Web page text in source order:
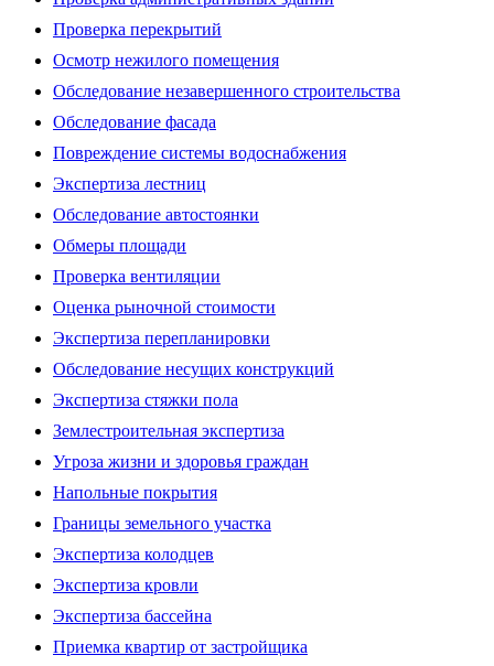
Проверка перекрытий
Осмотр нежилого помещения
Обследование незавершенного строительства
Обследование фасада
Повреждение системы водоснабжения
Экспертиза лестниц
Обследование автостоянки
Обмеры площади
Проверка вентиляции
Оценка рыночной стоимости
Экспертиза перепланировки
Обследование несущих конструкций
Экспертиза стяжки пола
Землестроительная экспертиза
Угроза жизни и здоровья граждан
Напольные покрытия
Границы земельного участка
Экспертиза колодцев
Экспертиза кровли
Экспертиза бассейна
Приемка квартир от застройщика